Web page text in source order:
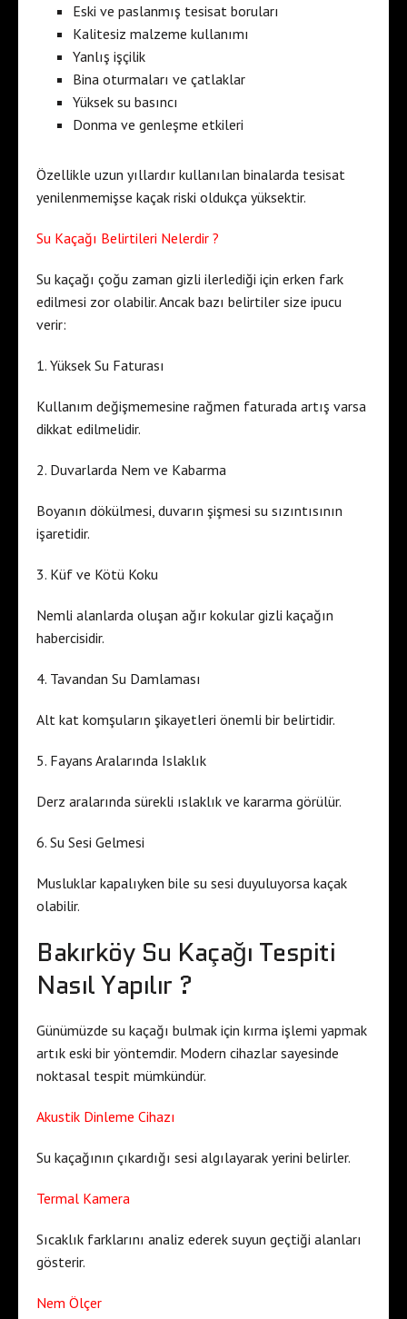
Eski ve paslanmış tesisat boruları
Kalitesiz malzeme kullanımı
Yanlış işçilik
Bina oturmaları ve çatlaklar
Yüksek su basıncı
Donma ve genleşme etkileri
Özellikle uzun yıllardır kullanılan binalarda tesisat
yenilenmemişse kaçak riski oldukça yüksektir.
Su Kaçağı Belirtileri Nelerdir ?
Su kaçağı çoğu zaman gizli ilerlediği için erken fark
edilmesi zor olabilir. Ancak bazı belirtiler size ipucu
verir:
1. Yüksek Su Faturası
Kullanım değişmemesine rağmen faturada artış varsa
dikkat edilmelidir.
2. Duvarlarda Nem ve Kabarma
Boyanın dökülmesi, duvarın şişmesi su sızıntısının
işaretidir.
3. Küf ve Kötü Koku
Nemli alanlarda oluşan ağır kokular gizli kaçağın
habercisidir.
4. Tavandan Su Damlaması
Alt kat komşuların şikayetleri önemli bir belirtidir.
5. Fayans Aralarında Islaklık
Derz aralarında sürekli ıslaklık ve kararma görülür.
6. Su Sesi Gelmesi
Musluklar kapalıyken bile su sesi duyuluyorsa kaçak
olabilir.
Bakırköy Su Kaçağı Tespiti
Nasıl Yapılır ?
Günümüzde su kaçağı bulmak için kırma işlemi yapmak
artık eski bir yöntemdir. Modern cihazlar sayesinde
noktasal tespit mümkündür.
Akustik Dinleme Cihazı
Su kaçağının çıkardığı sesi algılayarak yerini belirler.
Termal Kamera
Sıcaklık farklarını analiz ederek suyun geçtiği alanları
gösterir.
Nem Ölçer